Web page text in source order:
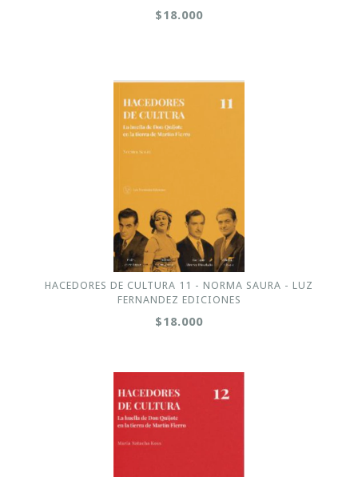
$18.000
HACEDORES DE CULTURA 11 - NORMA SAURA - LUZ
FERNANDEZ EDICIONES
$18.000